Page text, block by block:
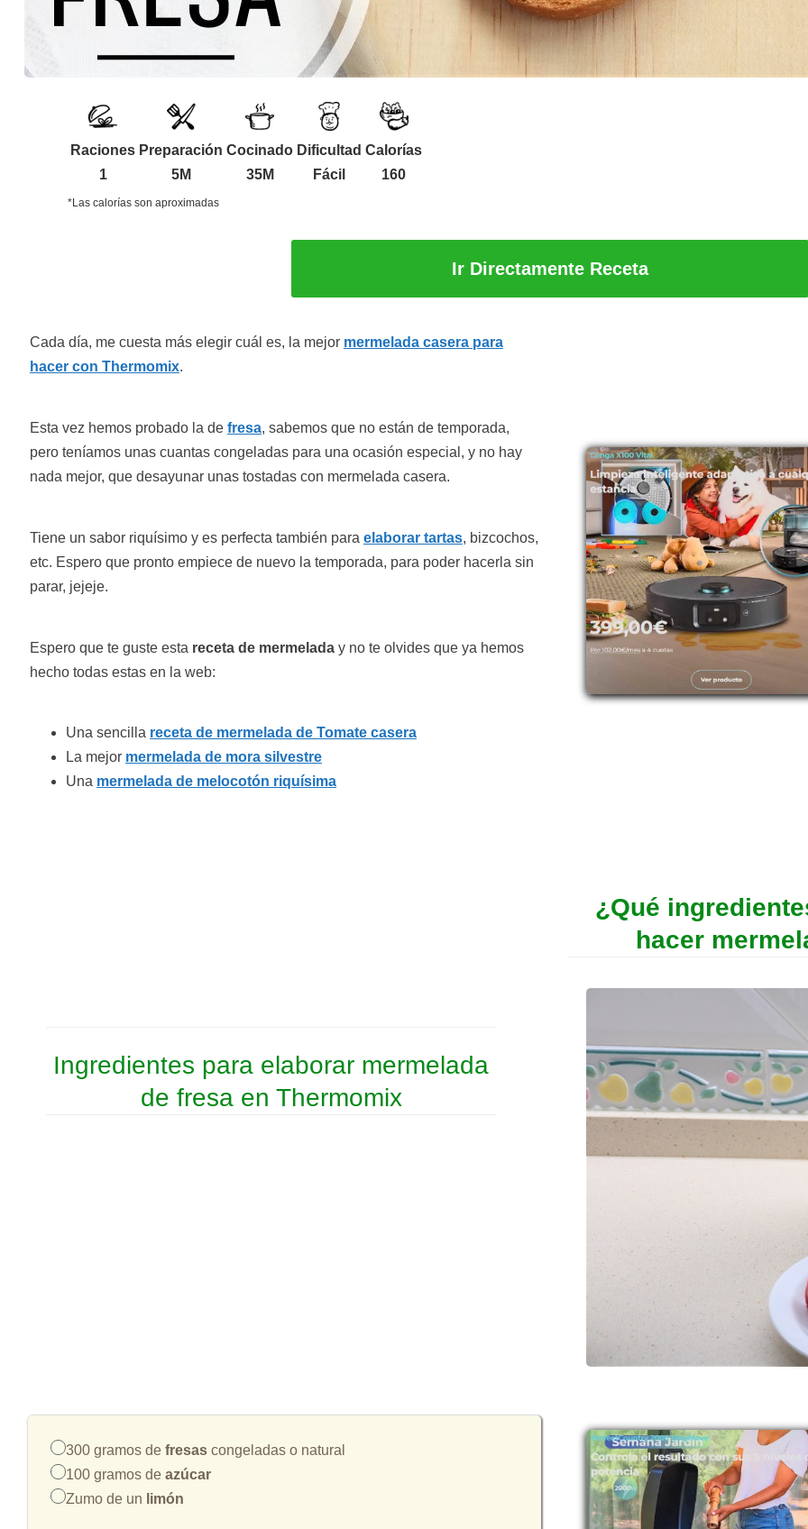
Raciones
1
Preparación
5M
Cocinado
35M
Dificultad
Fácil
Calorías
160
*Las calorías son aproximadas
Ir Directamente Receta
Cada día, me cuesta más elegir cuál es, la mejor mermelada casera para
hacer con Thermomix.
Esta vez hemos probado la de fresa, sabemos que no están de temporada,
pero teníamos unas cuantas congeladas para una ocasión especial, y no hay
nada mejor, que desayunar unas tostadas con mermelada casera.
Tiene un sabor riquísimo y es perfecta también para elaborar tartas, bizcochos,
etc. Espero que pronto empiece de nuevo la temporada, para poder hacerla sin
parar, jejeje.
Espero que te guste esta receta de mermelada y no te olvides que ya hemos
hecho todas estas en la web:
Una sencilla receta de mermelada de Tomate casera
La mejor mermelada de mora silvestre
Una mermelada de melocotón riquísima
Ingredientes para elaborar mermelada
de fresa en Thermomix
300 gramos de fresas congeladas o natural
100 gramos de azúcar
Zumo de un limón
¿Qué
hacer